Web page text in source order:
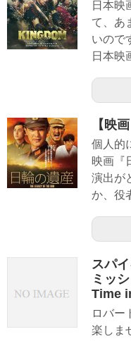
日本映
て、あ
いので
日本映
【映
個人的
映画『
演出が
か、役
スパ
ミッ
Time
ロバー
楽しま